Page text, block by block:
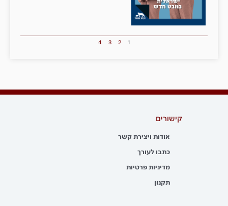
1
2
3
4
קישורים
אודות ויצירת קשר
כתבו לעורך
מדיניות פרטיות
תקנון